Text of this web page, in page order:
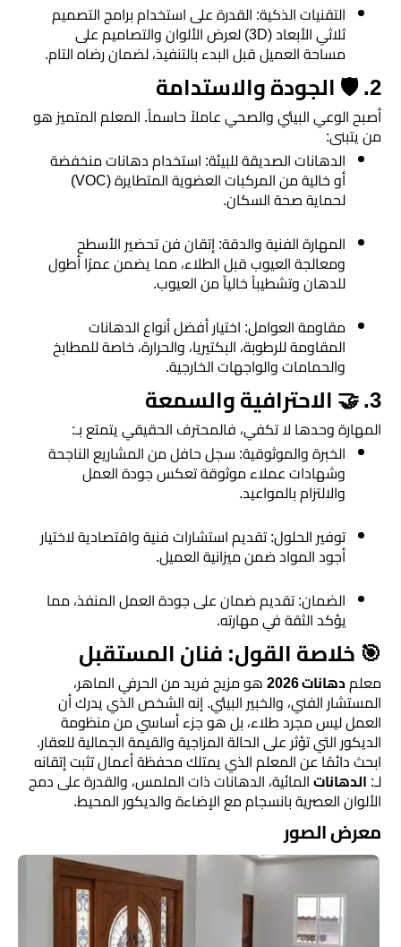
بالجدران
ديكورات
مرايا
​التقنيات الذكية: القدرة على استخدام برامج التصميم
ثلاثي الأبعاد (3D) لعرض الألوان والتصاميم على
مساحة العميل قبل البدء بالتنفيذ، لضمان رضاه التام.
​2. 🛡️ الجودة والاستدامة
​أصبح الوعي البيئي والصحي عاملاً حاسماً. المعلم المتميز هو
من يتبنى:
​الدهانات الصديقة للبيئة: استخدام دهانات منخفضة
أو خالية من المركبات العضوية المتطايرة (VOC)
لحماية صحة السكان.
​المهارة الفنية والدقة: إتقان فن تحضير الأسطح
ومعالجة العيوب قبل الطلاء، مما يضمن عمرًا أطول
للدهان وتشطيباً خالياً من العيوب.
​مقاومة العوامل: اختيار أفضل أنواع الدهانات
المقاومة للرطوبة، البكتيريا، والحرارة، خاصة للمطابخ
والحمامات والواجهات الخارجية.
​3. 🤝 الاحترافية والسمعة
​المهارة وحدها لا تكفي، فالمحترف الحقيقي يتمتع بـ:
​الخبرة والموثوقية: سجل حافل من المشاريع الناجحة
وشهادات عملاء موثوقة تعكس جودة العمل
والالتزام بالمواعيد.
​توفير الحلول: تقديم استشارات فنية واقتصادية لاختيار
أجود المواد ضمن ميزانية العميل.
​الضمان: تقديم ضمان على جودة العمل المنفذ، مما
يؤكد الثقة في مهارته.
​🎯 خلاصة القول: فنان المستقبل
​معلمدهانات 2026 هو مزيج فريد من الحرفي الماهر،
المستشار الفني، والخبير البيئي. إنه الشخص الذي يدرك أن
العمل ليس مجرد طلاء، بل هو جزء أساسي من منظومة
الديكور التي تؤثر على الحالة المزاجية والقيمة الجمالية للعقار.
​ابحث دائمًا عن المعلم الذي يمتلك محفظة أعمال تثبت إتقانه
لـ: الدهاناتالمائية، الدهانات ذات الملمس، والقدرة على دمج
الألوان العصرية بانسجام مع الإضاءة والديكور المحيط.
معرض الصور